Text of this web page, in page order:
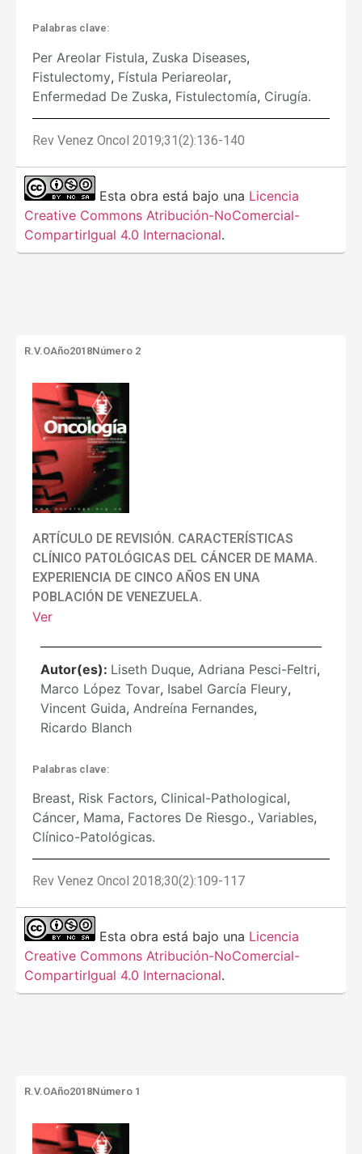
Palabras clave:
Per Areolar Fistula, Zuska Diseases,
Fistulectomy, Fístula Periareolar,
Enfermedad De Zuska, Fistulectomía, Cirugía.
Rev Venez Oncol 2019;31(2):136-140
Esta obra está bajo una Licencia
Creative Commons Atribución-NoComercial-
CompartirIgual 4.0 Internacional.
R.V.OAño2018Número 2
ARTÍCULO DE REVISIÓN. CARACTERÍSTICAS
CLÍNICO PATOLÓGICAS DEL CÁNCER DE MAMA.
EXPERIENCIA DE CINCO AÑOS EN UNA
POBLACIÓN DE VENEZUELA.
Ver
Autor(es): Liseth Duque, Adriana Pesci-Feltri,
Marco López Tovar, Isabel García Fleury,
Vincent Guida, Andreína Fernandes,
Ricardo Blanch
Palabras clave:
Breast, Risk Factors, Clinical-Pathological,
Cáncer, Mama, Factores De Riesgo., Variables,
Clínico-Patológicas.
Rev Venez Oncol 2018;30(2):109-117
Esta obra está bajo una Licencia
Creative Commons Atribución-NoComercial-
CompartirIgual 4.0 Internacional.
R.V.OAño2018Número 1